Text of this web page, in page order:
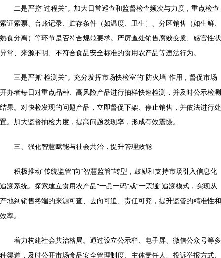
二是严控“过程关”。加大日常巡查和监督检查频次与力度，重点检查
索证索票、台账记录、贮存条件（如温度、卫生）、分区销售（如生鲜、
熟食分离）等环节是否符合规范要求。严厉查处销售腐败变质、感官性状
异常、来源不明、不符合食品安全标准的食用农产品等违法行为。
三是严抓“检测关”。充分发挥市场快检室的“防火墙”作用，督促市场
开办者每日对重点品种、高风险产品进行抽样快速检测，并及时公示检测
结果。对快检发现的问题产品，立即督促下架、停止销售，并依法进行处
置。加大监督抽检力度，提高问题发现率，形成有效震慑。
三、强化智慧赋能与社会共治，提升管理效能
积极推动“传统监管”向“智慧监管”转型，鼓励和支持市场引入信息化
追溯系统。探索建立食用农产品“一品一码”或“一票通”追溯模式，实现从
产地到销售终端的来源可查、去向可追、责任可究，提升监管的精准性和
效率。
着力构建社会共治格局。通过设立公示栏、电子屏、微信公众号等多
种渠道，及时公开市场食品安全管理制度、主体责任人、投诉举报方式、